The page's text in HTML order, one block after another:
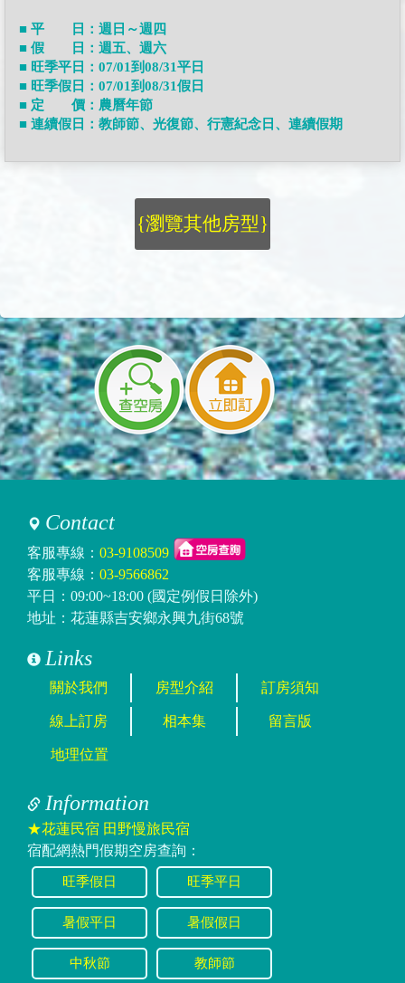
■ 平 日：週日～週四
■ 假 日：週五、週六
■ 旺季平日：07/01到08/31平日
■ 旺季假日：07/01到08/31假日
■ 定 價：農曆年節
■ 連續假日：教師節、光復節、行憲紀念日、連續假期
{瀏覽其他房型}
Contact
客服專線： 03-9108509
客服專線： 03-9566862
平日：09:00~18:00 (國定例假日除外)
地址：花蓮縣吉安鄉永興九街68號
Links
關於我們 房型介紹 訂房須知
線上訂房 相本集 留言版
地理位置
Information
★花蓮民宿 田野慢旅民宿
宿配網熱門假期空房查詢：
旺季假日 旺季平日
暑假平日 暑假假日
中秋節 教師節